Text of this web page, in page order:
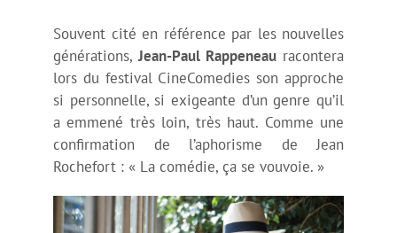
Label CineComedies
Exposition Bourvil
Agnès Jaoui invitée d’honneur
Jean-Paul Rappeneau invité d’honneur
La comédie américaine des années 1980
Souvent cité en référence par les nouvelles
générations,Jean-Paul Rappeneau racontera
lors du festival CineComedies son approche
si personnelle, si exigeante d’un genre qu’il
a emmené très loin, très haut. Comme une
confirmation de l’aphorisme de Jean
Rochefort : « La comédie, ça se vouvoie. »